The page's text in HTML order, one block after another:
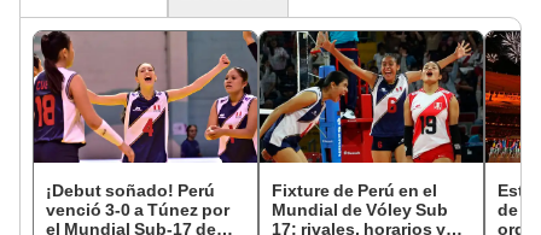
¡Debut soñado! Perú
venció 3-0 a Túnez por
el Mundial Sub-17 de
Fixture de Perú en el
Mundial de Vóley Sub
17: rivales, horarios y
de